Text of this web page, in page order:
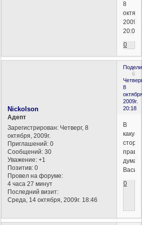
8
2009г.
20:05)
0
6
8
2009г.
20:18
Nickolson
Aдепт
Зарегистрирован: Четверг, 8
октября, 2009г.
Приглашений: 0
Сообщений: 30
Уважение: +1
Позитив: 0
Провел на форуме:
4 часа 27 минут
Последний визит:
Среда, 14 октября, 2009г. 18:46
В
0